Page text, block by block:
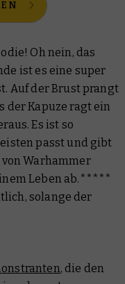
Oh nein, das
ist es eine super
Auf der Brust prangt
der Kapuze ragt ein
Es ist so
passt und gibt
Warhammer
Leben ab.*****
solange der
, die den